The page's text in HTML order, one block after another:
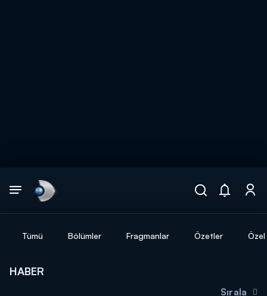
Tümü Bölümler Fragmanlar Özetler
HABER
Sırala